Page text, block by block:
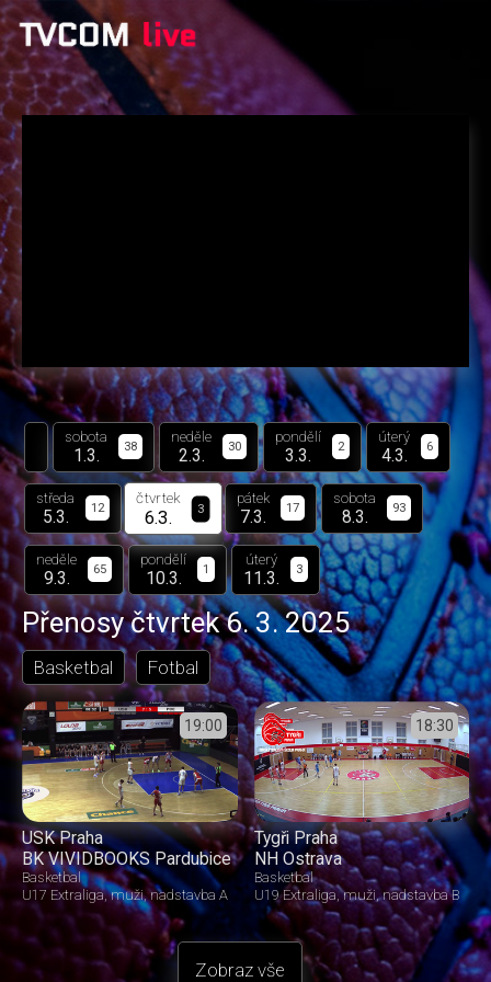
sobota
1.3. 38
neděle
2.3. 30
pondělí
3.3. 2
úterý
4.3. 6
středa
5.3. 12
čtvrtek
6.3. 3
pátek
7.3. 17
sobota
8.3. 93
neděle
9.3. 65
pondělí
10.3. 1
úterý
11.3. 3
Přenosy čtvrtek 6. 3. 2025
Basketbal Fotbal
19:00
USK Praha
BK VIVIDBOOKS Pardubice
Basketbal
U17 Extraliga muži nadstavba A
18:30
Tygři Praha
NH Ostrava
Basketbal
U19 Extraliga muži nadstavba B
Zobraz vše